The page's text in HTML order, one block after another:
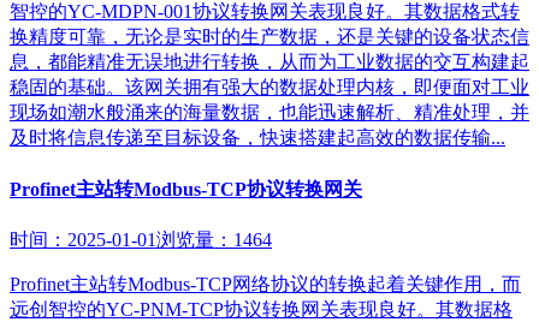
智控的YC-MDPN-001协议转换网关表现良好。其数据格式转
换精度可靠，无论是实时的生产数据，还是关键的设备状态信
息，都能精准无误地进行转换，从而为工业数据的交互构建起
稳固的基础。该网关拥有强大的数据处理内核，即便面对工业
现场如潮水般涌来的海量数据，也能迅速解析、精准处理，并
及时将信息传递至目标设备，快速搭建起高效的数据传输...
Profinet主站转Modbus-TCP协议转换网关
时间：2025-01-01浏览量：1464
Profinet主站转Modbus-TCP网络协议的转换起着关键作用，而
远创智控的YC-PNM-TCP协议转换网关表现良好。其数据格